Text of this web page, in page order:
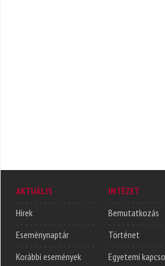
AKTUÁLIS
Hírek
Eseménynaptár
Korábbi események
INTÉZET
Bemutatkozás
Történet
Egyetemi